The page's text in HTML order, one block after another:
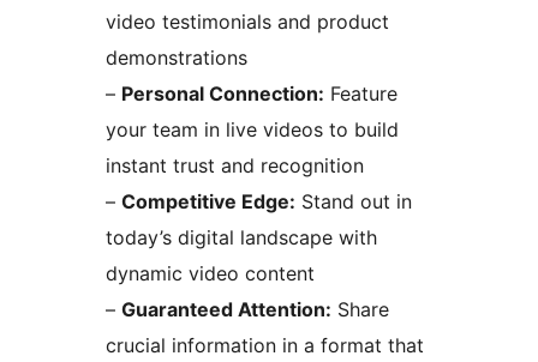
video testimonials and product
demonstrations
– Personal Connection: Feature
your team in live videos to build
instant trust and recognition
– Competitive Edge: Stand out in
today’s digital landscape with
dynamic video content
– Guaranteed Attention: Share
crucial information in a format that